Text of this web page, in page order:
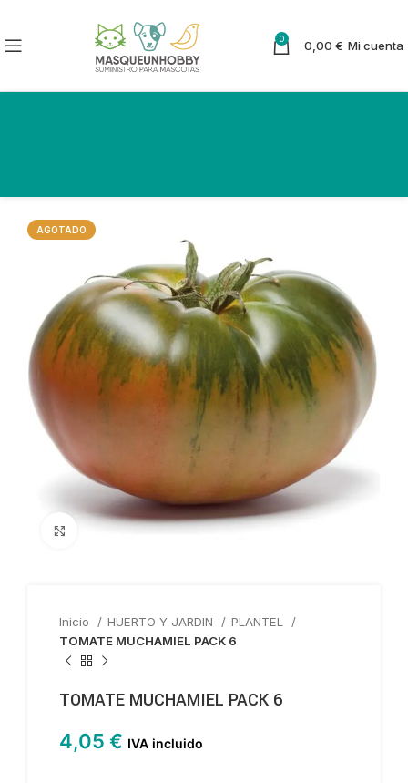
0 0,00 € Mi cuenta
AGOTADO
Haga clic para ampliar
Inicio HUERTO Y JARDIN
PLANTEL
TOMATE MUCHAMIEL PACK 6
TOMATE MUCHAMIEL PACK 6
4,05 € IVA incluido